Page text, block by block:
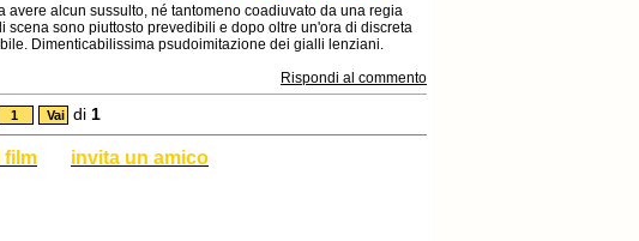
alcun sussulto, né tantomeno coadiuvato da una regia
sono piuttosto prevedibili e dopo oltre un'ora di discreta
Dimenticabilissima psudoimitazione dei gialli lenziani.
Rispondi al commento
di 1
film invita un amico